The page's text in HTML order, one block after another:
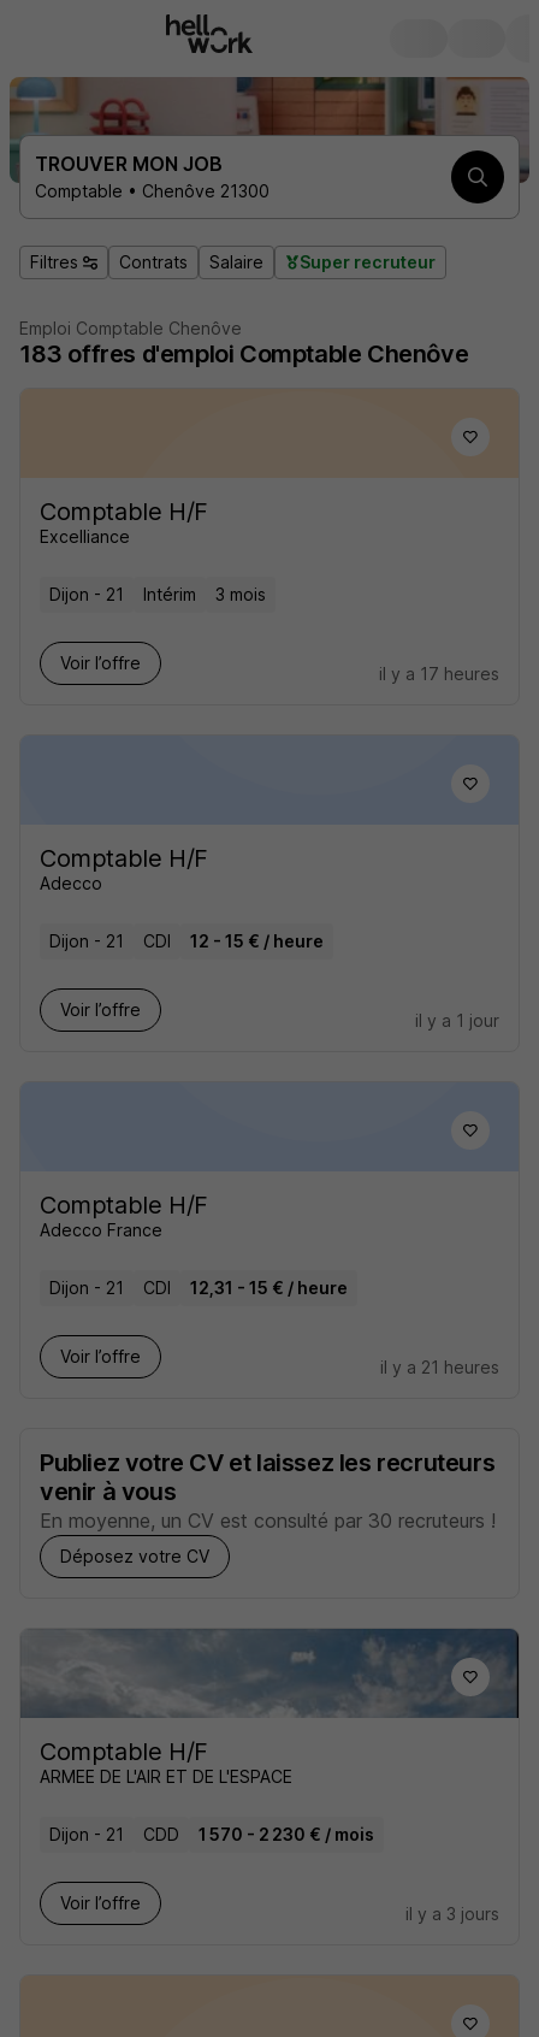
TROUVER MON JOB
Comptable • Chenôve 21300
Filtres Contrats Salaire Super recruteur
Emploi Comptable Chenôve
183 offres d'emploi Comptable Chenôve
Comptable H/F
Excelliance
Dijon - 21 Intérim 3 mois
Voir l’offre
il y a 17 heures
Comptable H/F
Adecco
Dijon - 21 CDI 12 - 15 € / heure
Voir l’offre
il y a 1 jour
Comptable H/F
Adecco France
Dijon - 21 CDI 12,31 - 15 € / heure
Voir l’offre
il y a 21 heures
Publiez votre CV et laissez les recruteurs
venir à vous
En moyenne, un CV est consulté par 30 recruteurs !
Déposez votre CV
Comptable H/F
ARMEE DE L'AIR ET DE L'ESPACE
Dijon - 21 CDD 1 570 - 2 230 € / mois
Voir l’offre
il y a 3 jours